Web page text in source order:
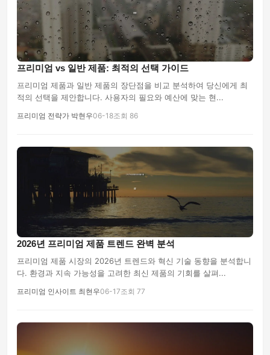
프리미엄 vs 일반 제품: 최적의 선택 가이드
프리미엄 제품과 일반 제품의 장단점을 비교 분석하여 당신에게 최
적의 선택을 제안합니다. 사용자의 필요와 예산에 맞는 현...
프리미엄 전략가 박현우06-18조회 86
2026년 프리미엄 제품 트렌드 완벽 분석
프리미엄 제품 시장의 2026년 트렌드와 혁신 기술 동향을 분석합니
다. 환경과 지속 가능성을 고려한 최신 제품의 기회를 살펴...
프리미엄 인사이트 최현우06-17조회 77